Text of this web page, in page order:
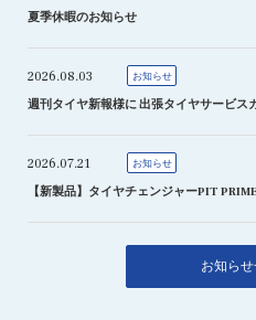
夏季休暇のお知らせ
2026.08.03 お知らせ
週刊タイヤ新報様に 出張タイヤサービス
2026.07.21 お知らせ
【新製品】タイヤチェンジャーPIT
お知ら